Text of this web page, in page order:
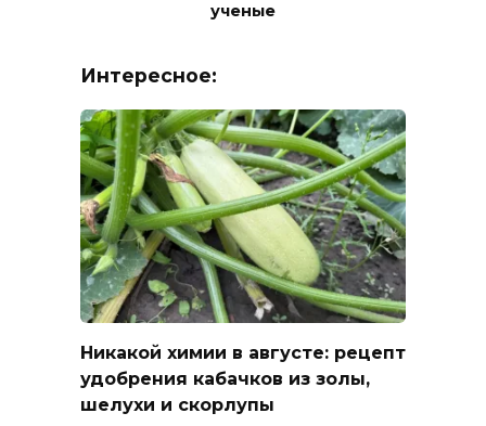
ученые
Интересное:
Никакой химии в августе: рецепт
удобрения кабачков из золы,
шелухи и скорлупы